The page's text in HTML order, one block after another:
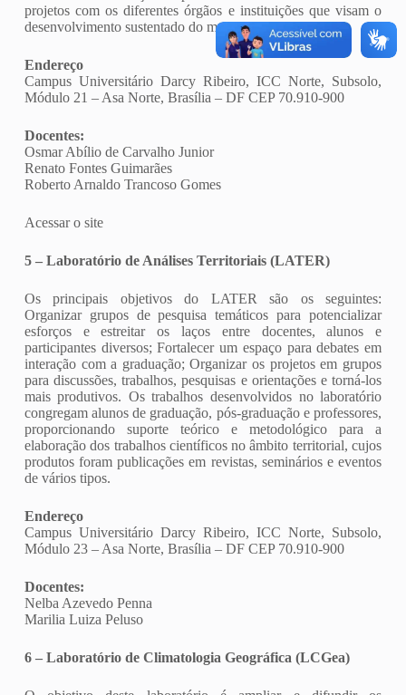
projetos com os diferentes órgãos e instituições que visam o
desenvolvimento sustentado do meio ambiente.
Endereço
Campus Universitário Darcy Ribeiro, ICC Norte, Subsolo,
Módulo 21 – Asa Norte, Brasília – DF CEP 70.910-900
Docentes:
Osmar Abílio de Carvalho Junior
Renato Fontes Guimarães
Roberto Arnaldo Trancoso Gomes
Acessar o site
5 – Laboratório de Análises Territoriais (LATER)
Os principais objetivos do LATER são os seguintes:
Organizar grupos de pesquisa temáticos para potencializar
esforços e estreitar os laços entre docentes, alunos e
participantes diversos; Fortalecer um espaço para debates em
interação com a graduação; Organizar os projetos em grupos
para discussões, trabalhos, pesquisas e orientações e torná-los
mais produtivos. Os trabalhos desenvolvidos no laboratório
congregam alunos de graduação, pós-graduação e professores,
proporcionando suporte teórico e metodológico para a
elaboração dos trabalhos científicos no âmbito territorial, cujos
produtos foram publicações em revistas, seminários e eventos
de vários tipos.
Endereço
Campus Universitário Darcy Ribeiro, ICC Norte, Subsolo,
Módulo 23 – Asa Norte, Brasília – DF CEP 70.910-900
Docentes:
Nelba Azevedo Penna
Marilia Luiza Peluso
6 – Laboratório de Climatologia Geográfica (LCGea)